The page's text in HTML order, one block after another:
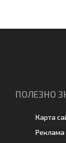
ПОЛЕЗНО
Карта
Реклама